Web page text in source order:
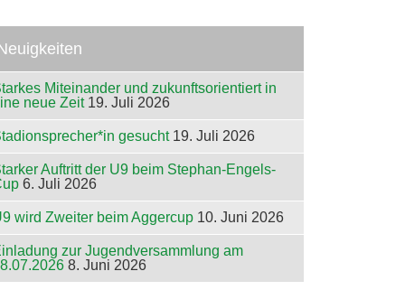
Miteinander und zukunftsorientiert in
neue Zeit 19. Juli 2026
gesucht 19. Juli 2026
Auftritt der U9 beim Stephan-Engels-
6. Juli 2026
wird Zweiter beim Aggercup 10. Juni 2026
zur Jugendversammlung am
8. Juni 2026